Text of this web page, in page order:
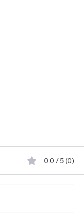
0.0 / 5 (0)